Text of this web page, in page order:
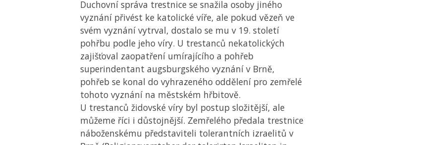
Duchovní správa trestnice se snažila osoby jiného
vyznání přivést ke katolické víře, ale pokud vězeň ve
svém vyznání vytrval, dostalo se mu v 19. století
pohřbu podle jeho víry. U trestanců nekatolických
zajišťoval zaopatření umírajícího a pohřeb
superindentant augsburgského vyznání v Brně,
pohřeb se konal do vyhrazeného oddělení pro zemřelé
tohoto vyznání na městském hřbitově.
U trestanců židovské víry byl postup složitější, ale
můžeme říci i důstojnější. Zemřelého předala trestnice
náboženskému představiteli tolerantních izraelitů v